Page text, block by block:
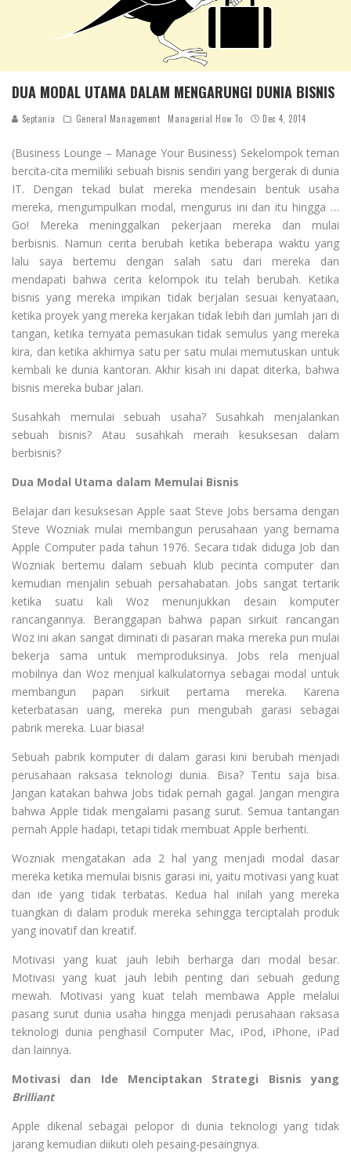
DUA MODAL UTAMA DALAM MENGARUNGI DUNIA BISNIS
Septania General Management Managerial How To Dec 4, 2014
(Business Lounge – Manage Your Business) Sekelompok teman
bercita-cita memiliki sebuah bisnis sendiri yang bergerak di dunia
IT. Dengan tekad bulat mereka mendesain bentuk usaha
mereka, mengumpulkan modal, mengurus ini dan itu hingga …
Go! Mereka meninggalkan pekerjaan mereka dan mulai
berbisnis. Namun cerita berubah ketika beberapa waktu yang
lalu saya bertemu dengan salah satu dari mereka dan
mendapati bahwa cerita kelompok itu telah berubah. Ketika
bisnis yang mereka impikan tidak berjalan sesuai kenyataan,
ketika proyek yang mereka kerjakan tidak lebih dari jumlah jari di
tangan, ketika ternyata pemasukan tidak semulus yang mereka
kira, dan ketika akhirnya satu per satu mulai memutuskan untuk
kembali ke dunia kantoran. Akhir kisah ini dapat diterka, bahwa
bisnis mereka bubar jalan.
Susahkah memulai sebuah usaha? Susahkah menjalankan
sebuah bisnis? Atau susahkah meraih kesuksesan dalam
berbisnis?
Dua Modal Utama dalam Memulai Bisnis
Belajar dari kesuksesan Apple saat Steve Jobs bersama dengan
Steve Wozniak mulai membangun perusahaan yang bernama
Apple Computer pada tahun 1976. Secara tidak diduga Job dan
Wozniak bertemu dalam sebuah klub pecinta computer dan
kemudian menjalin sebuah persahabatan. Jobs sangat tertarik
ketika suatu kali Woz menunjukkan desain komputer
rancangannya. Beranggapan bahwa papan sirkuit rancangan
Woz ini akan sangat diminati di pasaran maka mereka pun mulai
bekerja sama untuk memproduksinya. Jobs rela menjual
mobilnya dan Woz menjual kalkulatornya sebagai modal untuk
membangun papan sirkuit pertama mereka. Karena
keterbatasan uang, mereka pun mengubah garasi sebagai
pabrik mereka. Luar biasa!
Sebuah pabrik komputer di dalam garasi kini berubah menjadi
perusahaan raksasa teknologi dunia. Bisa? Tentu saja bisa.
Jangan katakan bahwa Jobs tidak pernah gagal. Jangan mengira
bahwa Apple tidak mengalami pasang surut. Semua tantangan
pernah Apple hadapi, tetapi tidak membuat Apple berhenti.
Wozniak mengatakan ada 2 hal yang menjadi modal dasar
mereka ketika memulai bisnis garasi ini, yaitu motivasi yang kuat
dan ide yang tidak terbatas. Kedua hal inilah yang mereka
tuangkan di dalam produk mereka sehingga terciptalah produk
yang inovatif dan kreatif.
Motivasi yang kuat jauh lebih berharga dari modal besar.
Motivasi yang kuat jauh lebih penting dari sebuah gedung
mewah. Motivasi yang kuat telah membawa Apple melalui
pasang surut dunia usaha hingga menjadi perusahaan raksasa
teknologi dunia penghasil Computer Mac, iPod, iPhone, iPad
dan lainnya.
Motivasi dan Ide Menciptakan Strategi Bisnis yang
Brilliant
Apple dikenal sebagai pelopor di dunia teknologi yang tidak
jarang kemudian diikuti oleh pesaing-pesaingnya.